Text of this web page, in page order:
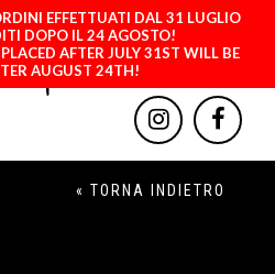
EFFETTUATI DAL 31 LUGLIO
DOPO IL 24 AGOSTO!
AFTER JULY 31ST WILL BE
AUGUST 24TH!
« TORNA INDIETRO